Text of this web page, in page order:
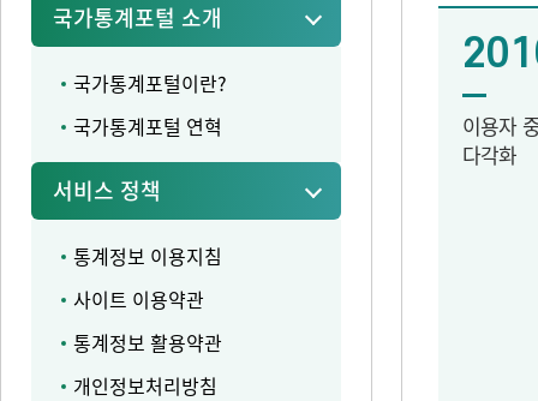
국가통계포털 소개
국가통계포털이란?
국가통계포털 연혁
서비스 정책
통계정보 이용지침
사이트 이용약관
통계정보 활용약관
개인정보처리방침
이용자
다각화